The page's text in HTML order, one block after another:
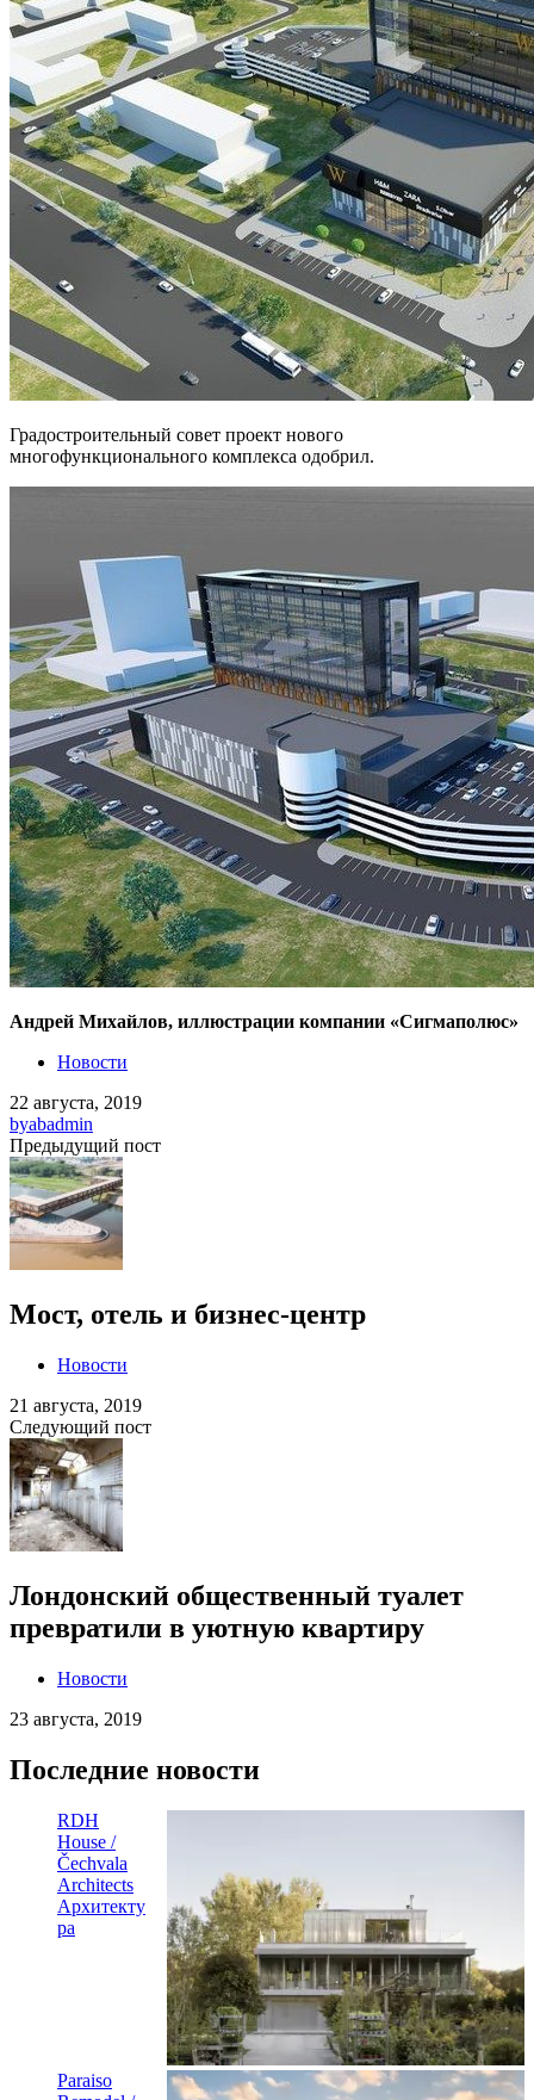
Градостроительный совет проект нового
многофункционального комплекса одобрил.
Андрей Михайлов, иллюстрации компании «Сигмаполюс»
Новости
22 августа, 2019
byabadmin
Предыдущий пост
Мост, отель и бизнес-центр
Новости
21 августа, 2019
Следующий пост
Лондонский общественный туалет
превратили в уютную квартиру
Новости
23 августа, 2019
Последние новости
RDH
House /
Čechvala
Architects
Архитекту
ра
Paraiso